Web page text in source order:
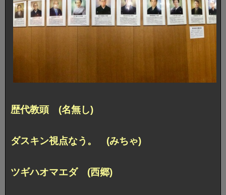
歴代教頭 (名無し)
ダスキン視点なう。 (みちゃ)
ツギハオマエダ (西郷)